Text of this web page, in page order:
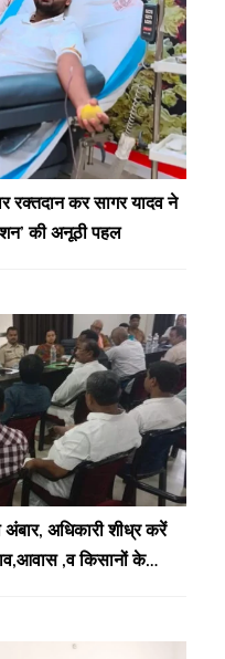
रक्तदान कर सागर यादव ने
की अनूठी पहल
अंबार, अधिकारी शीध्र करें
,व किसानों के